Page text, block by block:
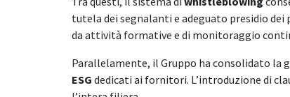
tutela dei segnalanti e adeguato presidio
da attività formative e di monitoraggio
Parallelamente, il Gruppo ha consolidato la
ESG dedicati ai fornitori. L’introduzione di